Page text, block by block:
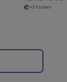
+5 Farben